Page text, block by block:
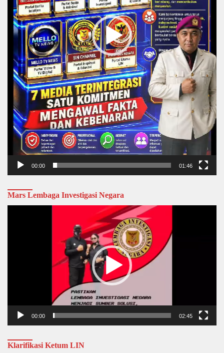
00:00 01:46
Mars Lembaga Investigasi Negara
00:00 02:45
Klarifikasi Ketum LIN